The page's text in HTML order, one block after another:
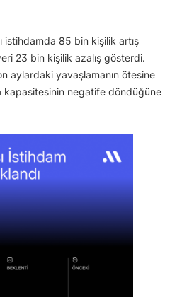
istihdamda 85 bin kişilik artış
23 bin kişilik azalış gösterdi.
aylardaki yavaşlamanın ötesine
negatife döndüğüne